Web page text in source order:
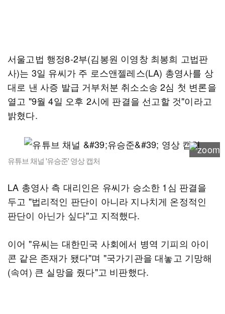
서울고법 행정8-2부(김봉원 이영창 최봉희 고법판
사)는 3일 유씨가 주 로스앤젤레스(LA) 총영사를 상
대로 낸 사증 발급 거부처분 취소소송 2심 첫 변론을
열고 "9월 4일 오후 2시에 판결을 선고할 것"이라고
밝혔다.
유튜브 채널 '유승준' 영상 캡처
LA 총영사 측 대리인은 유씨가 승소한 1심 판결을
두고 "법리적인 판단이 아니라 지나치게 온정적인
판단이 아닌가 싶다"고 지적했다.
이어 "유씨는 대한민국 사회에서 병역 기피의 아이
콘 같은 존재가 됐다"며 "국가기관을 대놓고 기망해
(속여) 큰 실망을 줬다"고 비판했다.